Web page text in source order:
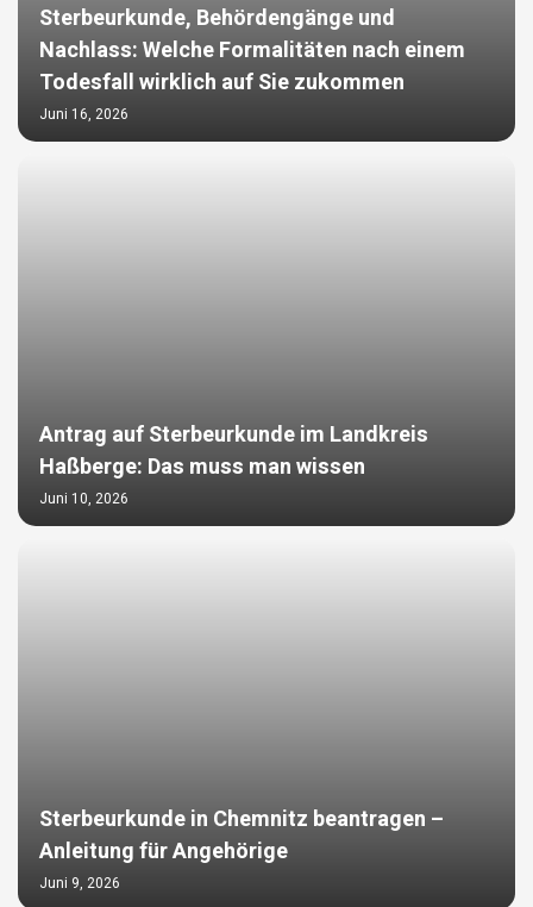
Sterbeurkunde, Behördengänge und
Nachlass: Welche Formalitäten nach einem
Todesfall wirklich auf Sie zukommen
Juni 16, 2026
Antrag auf Sterbeurkunde im Landkreis
Haßberge: Das muss man wissen
Juni 10, 2026
Sterbeurkunde in Chemnitz beantragen –
Anleitung für Angehörige
Juni 9, 2026